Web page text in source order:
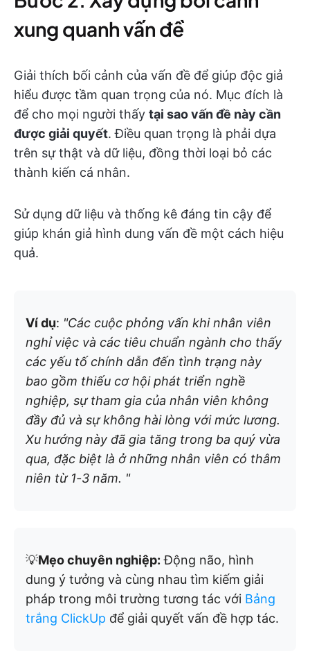
xung quanh vấn đề
Giải thích bối cảnh của vấn đề để giúp độc giả
hiểu được tầm quan trọng của nó. Mục đích là
để cho mọi người thấy tại sao vấn đề này cần
được giải quyết. Điều quan trọng là phải dựa
trên sự thật và dữ liệu, đồng thời loại bỏ các
thành kiến cá nhân.
Sử dụng dữ liệu và thống kê đáng tin cậy để
giúp khán giả hình dung vấn đề một cách hiệu
quả.
Ví dụ: "Các cuộc phỏng vấn khi nhân viên
nghỉ việc và các tiêu chuẩn ngành cho thấy
các yếu tố chính dẫn đến tình trạng này
bao gồm thiếu cơ hội phát triển nghề
nghiệp, sự tham gia của nhân viên không
đầy đủ và sự không hài lòng với mức lương.
Xu hướng này đã gia tăng trong ba quý vừa
qua, đặc biệt là ở những nhân viên có thâm
niên từ 1-3 năm. "
💡Mẹo chuyên nghiệp: Động não, hình
dung ý tưởng và cùng nhau tìm kiếm giải
pháp trong môi trường tương tác với Bảng
trắng ClickUp để giải quyết vấn đề hợp tác.